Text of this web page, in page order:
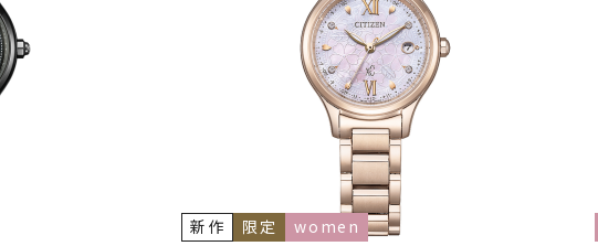
新作 限定 women